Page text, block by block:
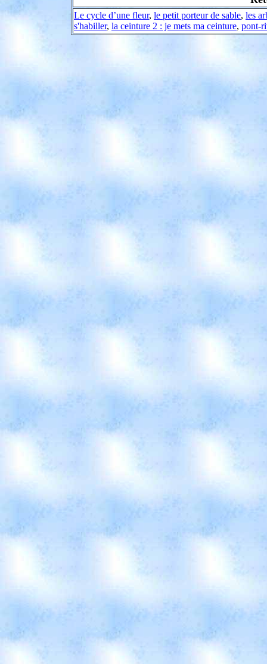
Le cycle d’une fleur, le petit porteur de sable, les
s'habiller, la ceinture 2 : je mets ma ceinture, pont-